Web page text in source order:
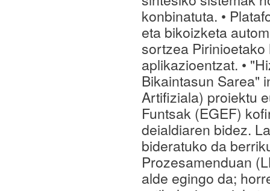
konbinatuta. •
eta bikoizketa
sortzea
aplikazioentzat. •
Bikaintasun Sarea"
Artifiziala) proiektu
Funtsak (EGEF)
deialdiaren bidez.
bideratuko da
Prozesamenduan
alde egingo da;